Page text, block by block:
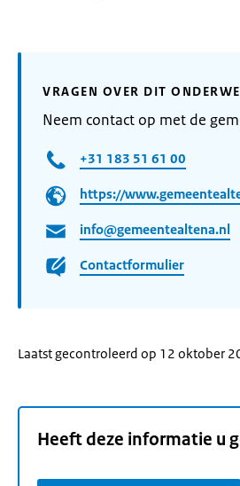
VRAGEN OVER DIT
Neem contact op met de
+31 183 51 61 00
https://
info@gemeentealtena.nl
Contactformulier
Laatst gecontroleerd op 12 oktober
Heeft deze informatie u